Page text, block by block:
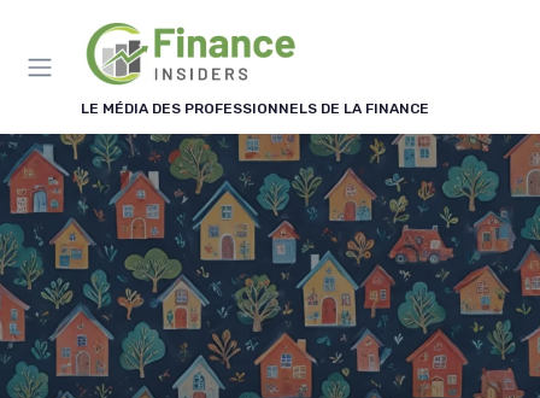
LE MÉDIA DES PROFESSIONNELS DE LA FINANCE